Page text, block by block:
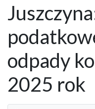
odpady
2025 rok